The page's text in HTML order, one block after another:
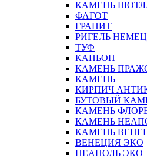
КАМЕНЬ
ФАГОТ
ГРАНИТ
РИГЕЛЬ
ТУФ
КАНЬОН
КАМЕНЬ
КАМЕНЬ
КИРПИЧ
БУТОВЫЙ
КАМЕНЬ
КАМЕНЬ
КАМЕНЬ
ВЕНЕЦИЯ ЭКО
НЕАПОЛЬ ЭКО